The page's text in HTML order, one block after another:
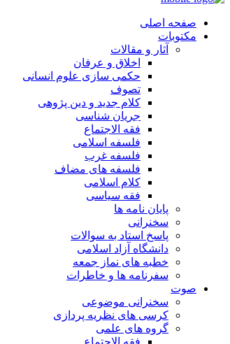
صفحه اصلی
مکتوبات
آثار و مقالات
اخلاق و عرفان
حکمی سازی علوم انسانی
تصوف
کلام جدید و دین پژوهی
جریان شناسی
فقه الاجتماع
فلسفه اسلامی
فلسفه غرب
فلسفه های مضاف
کلام اسلامی
فقه سیاسی
پایان نامه ها
سخنرانی
پاسخ استاد به سوالات
دانشگاه آزاد اسلامی
خطبه های نماز جمعه
سفرنامه ها و خاطرات
صوت
سخنرانی موضوعی
کرسی های نظریه پردازی
گروه های علمی
فقه الاجتماع